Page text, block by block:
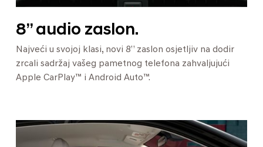
8’’ audio zaslon.
Najveći u svojoj klasi, novi 8” zaslon osjetljiv na dodir
zrcali sadržaj vašeg pametnog telefona zahvaljujući
Apple CarPlay™ i Android Auto™.